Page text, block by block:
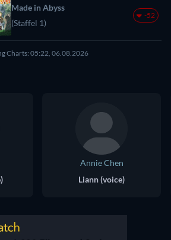
Made in Abyss
(Staffel 1)
-52
Charts: 05:22, 06.08.2026
Annie Chen
Liann (voice)